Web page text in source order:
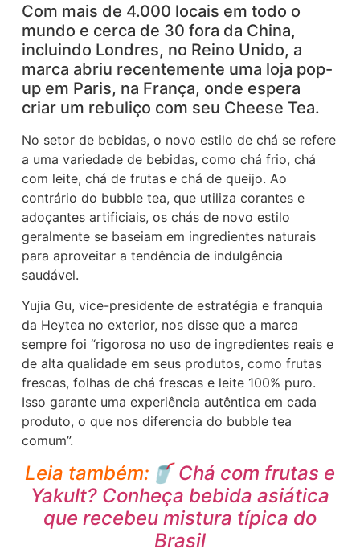
Com mais de 4.000 locais em todo o
mundo e cerca de 30 fora da China,
incluindo Londres, no Reino Unido, a
marca abriu recentemente uma loja pop-
up em Paris, na França, onde espera
criar um rebuliço com seu Cheese Tea.
No setor de bebidas, o novo estilo de chá se refere
a uma variedade de bebidas, como chá frio, chá
com leite, chá de frutas e chá de queijo. Ao
contrário do bubble tea, que utiliza corantes e
adoçantes artificiais, os chás de novo estilo
geralmente se baseiam em ingredientes naturais
para aproveitar a tendência de indulgência
saudável.
Yujia Gu, vice-presidente de estratégia e franquia
da Heytea no exterior, nos disse que a marca
sempre foi “rigorosa no uso de ingredientes reais e
de alta qualidade em seus produtos, como frutas
frescas, folhas de chá frescas e leite 100% puro.
Isso garante uma experiência autêntica em cada
produto, o que nos diferencia do bubble tea
comum”.
Leia também: 🥤 Chá com frutas e
Yakult? Conheça bebida asiática
que recebeu mistura típica do
Brasil